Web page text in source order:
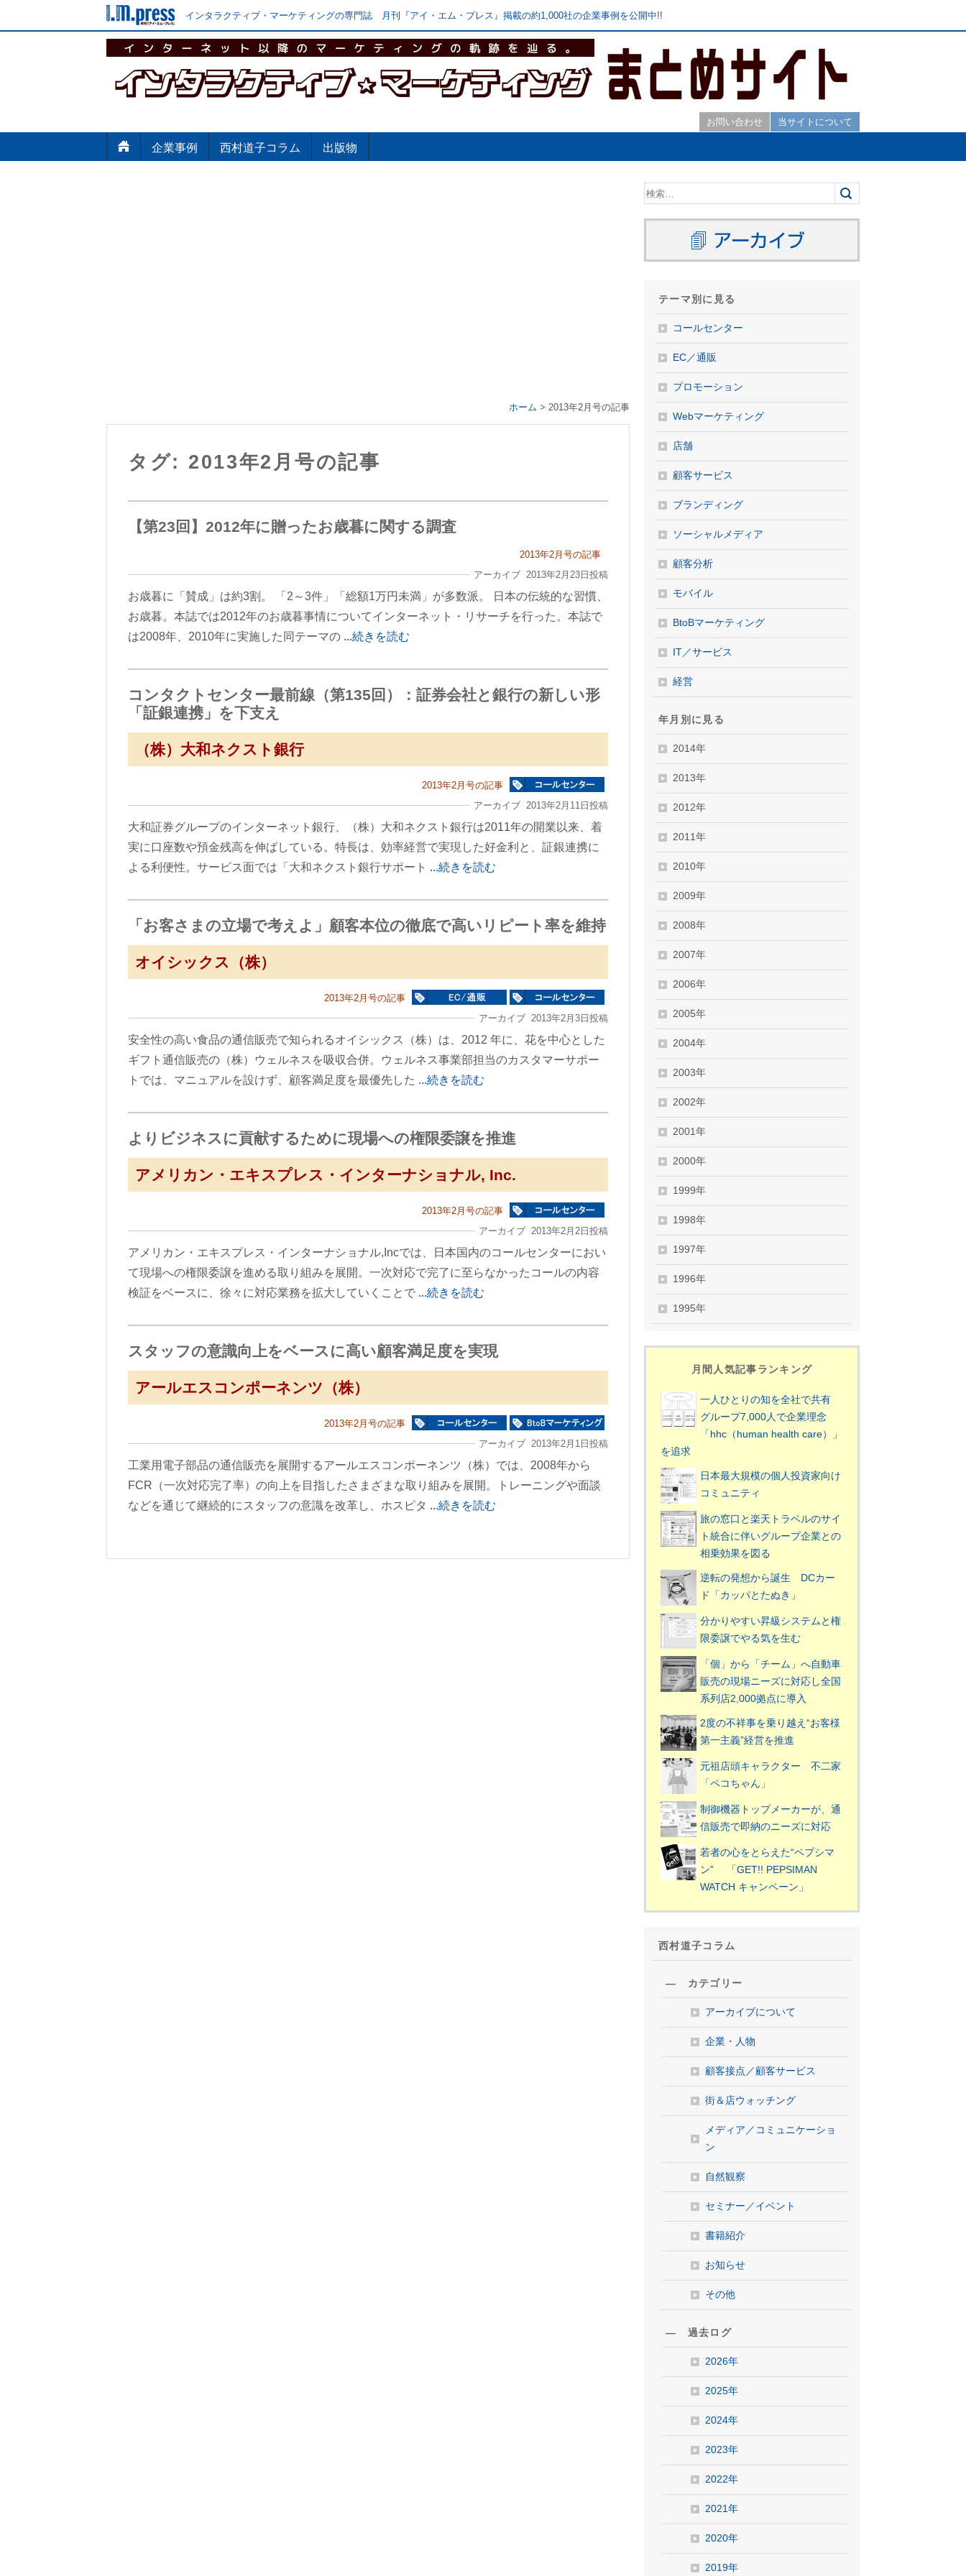
インタラクティブ・マーケティングの専門誌 月刊『アイ・エム・プレス』掲載の約1,000社の企業事例を公開中!!
お問い合わせ 当サイトについて
企業事例 西村道子コラム 出版物
ホーム > 2013年2月号の記事
タグ: 2013年2月号の記事
【第23回】2012年に贈ったお歳暮に関する調査
2013年2月号の記事
アーカイブ 2013年2月23日投稿
お歳暮に「賛成」は約3割。 「2～3件」「総額1万円未満」が多数派。 日本の伝統的な習慣、
お歳暮。本誌では2012年のお歳暮事情についてインターネット・リサーチを行った。本誌で
は2008年、2010年に実施した同テーマの ...続きを読む
コンタクトセンター最前線（第135回）：証券会社と銀行の新しい形
「証銀連携」を下支え
（株）大和ネクスト銀行
2013年2月号の記事
アーカイブ 2013年2月11日投稿
大和証券グループのインターネット銀行、（株）大和ネクスト銀行は2011年の開業以来、着
実に口座数や預金残高を伸ばしている。特長は、効率経営で実現した好金利と、証銀連携に
よる利便性。サービス面では「大和ネクスト銀行サポート ...続きを読む
「お客さまの立場で考えよ」顧客本位の徹底で高いリピート率を維持
オイシックス（株）
2013年2月号の記事
アーカイブ 2013年2月3日投稿
安全性の高い食品の通信販売で知られるオイシックス（株）は、2012 年に、花を中心とした
ギフト通信販売の（株）ウェルネスを吸収合併。ウェルネス事業部担当のカスタマーサポー
トでは、マニュアルを設けず、顧客満足度を最優先した ...続きを読む
よりビジネスに貢献するために現場への権限委譲を推進
アメリカン・エキスプレス・インターナショナル, Inc.
2013年2月号の記事
アーカイブ 2013年2月2日投稿
アメリカン・エキスプレス・インターナショナル,Incでは、日本国内のコールセンターにおい
て現場への権限委譲を進める取り組みを展開。一次対応で完了に至らなかったコールの内容
検証をベースに、徐々に対応業務を拡大していくことで ...続きを読む
スタッフの意識向上をベースに高い顧客満足度を実現
アールエスコンポーネンツ（株）
2013年2月号の記事
アーカイブ 2013年2月1日投稿
工業用電子部品の通信販売を展開するアールエスコンポーネンツ（株）では、2008年から
FCR（一次対応完了率）の向上を目指したさまざまな取り組みを展開。トレーニングや面談
などを通じて継続的にスタッフの意識を改革し、ホスピタ ...続きを読む
テーマ別に見る
コールセンター
EC／通販
プロモーション
Webマーケティング
店舗
顧客サービス
ブランディング
ソーシャルメディア
顧客分析
モバイル
BtoBマーケティング
IT／サービス
経営
年月別に見る
2014年
2013年
2012年
2011年
2010年
2009年
2008年
2007年
2006年
2005年
2004年
2003年
2002年
2001年
2000年
1999年
1998年
1997年
1996年
1995年
月間人気記事ランキング
一人ひとりの知を全社で共有
グループ7,000人で企業理念
「hhc（human health care）」
を追求
日本最大規模の個人投資家向け
コミュニティ
旅の窓口と楽天トラベルのサイ
ト統合に伴いグループ企業との
相乗効果を図る
逆転の発想から誕生 DCカー
ド「カッパとたぬき」
分かりやすい昇級システムと権
限委譲でやる気を生む
「個」から「チーム」へ自動車
販売の現場ニーズに対応し全国
系列店2,000拠点に導入
2度の不祥事を乗り越え“お客様
第一主義”経営を推進
元祖店頭キャラクター 不二家
「ペコちゃん」
制御機器トップメーカーが、通
信販売で即納のニーズに対応
若者の心をとらえた“ペプシマ
ン” 「GET!! PEPSIMAN
WATCH キャンペーン」
西村道子コラム
― カテゴリー
アーカイブについて
企業・人物
顧客接点／顧客サービス
街＆店ウォッチング
メディア／コミュニケーショ
ン
自然観察
セミナー／イベント
書籍紹介
お知らせ
その他
― 過去ログ
2026年
2025年
2024年
2023年
2022年
2021年
2020年
2019年